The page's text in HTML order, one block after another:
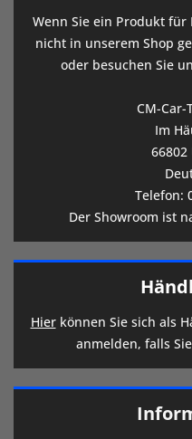
Wenn Sie ein Produkt für
nicht in unserem Shop
oder besuchen Sie
CM-
Im
Telefon:
Der Showroom ist
Hierkönnen Sie sich als
anmelden, falls